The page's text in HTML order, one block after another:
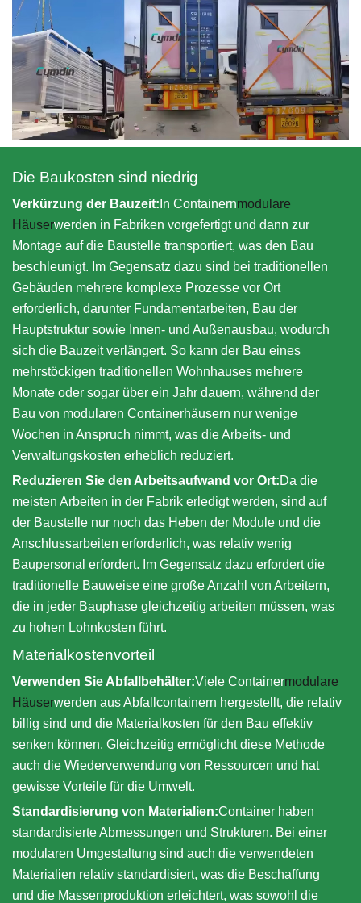
Die Baukosten sind niedrig
Verkürzung der Bauzeit: In Containernmodulare
Häuserwerden in Fabriken vorgefertigt und dann zur
Montage auf die Baustelle transportiert, was den Bau
beschleunigt. Im Gegensatz dazu sind bei traditionellen
Gebäuden mehrere komplexe Prozesse vor Ort
erforderlich, darunter Fundamentarbeiten, Bau der
Hauptstruktur sowie Innen- und Außenausbau, wodurch
sich die Bauzeit verlängert. So kann der Bau eines
mehrstöckigen traditionellen Wohnhauses mehrere
Monate oder sogar über ein Jahr dauern, während der
Bau von modularen Containerhäusern nur wenige
Wochen in Anspruch nimmt, was die Arbeits- und
Verwaltungskosten erheblich reduziert.
Reduzieren Sie den Arbeitsaufwand vor Ort:Da die
meisten Arbeiten in der Fabrik erledigt werden, sind auf
der Baustelle nur noch das Heben der Module und die
Anschlussarbeiten erforderlich, was relativ wenig
Baupersonal erfordert. Im Gegensatz dazu erfordert die
traditionelle Bauweise eine große Anzahl von Arbeitern,
die in jeder Bauphase gleichzeitig arbeiten müssen, was
zu hohen Lohnkosten führt.
Materialkostenvorteil
Verwenden Sie Abfallbehälter:Viele Containermodulare
Häuserwerden aus Abfallcontainern hergestellt, die relativ
billig sind und die Materialkosten für den Bau effektiv
senken können. Gleichzeitig ermöglicht diese Methode
auch die Wiederverwendung von Ressourcen und hat
gewisse Vorteile für die Umwelt.
Standardisierung von Materialien:Container haben
standardisierte Abmessungen und Strukturen. Bei einer
modularen Umgestaltung sind auch die verwendeten
Materialien relativ standardisiert, was die Beschaffung
und die Massenproduktion erleichtert, was sowohl die